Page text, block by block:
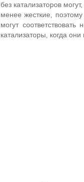
без катализаторов
менее жесткие,
могут
катализаторы, когда